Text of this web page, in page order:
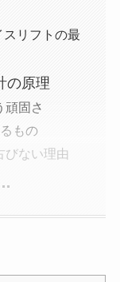
リフトの最
の原理
頑固さ
もの
びない理由